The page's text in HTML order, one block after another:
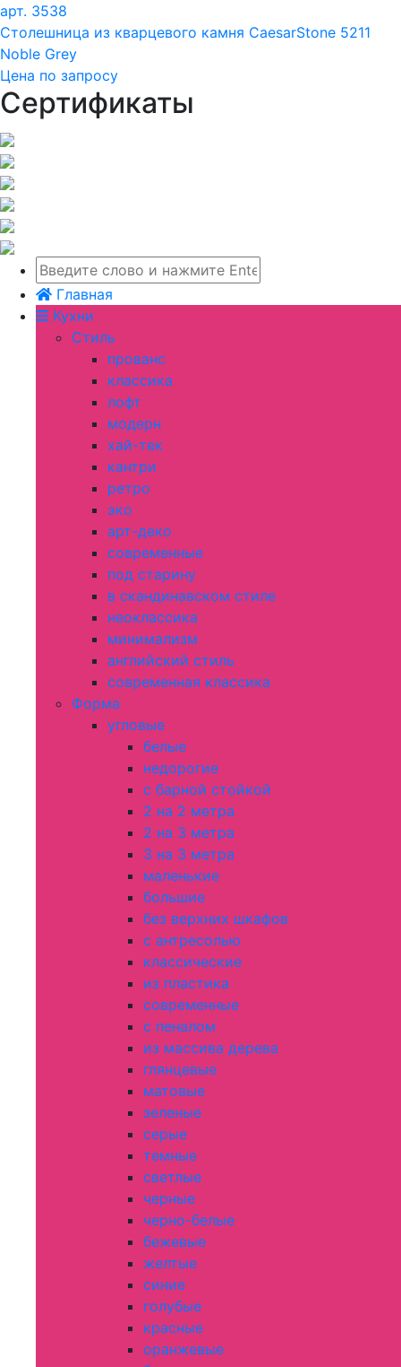
арт. 3538
Столешница из кварцевого камня CaesarStone 5211
Noble Grey
Цена по запросу
Сертификаты
Главная
Кухни
Стиль
прованс
классика
лофт
модерн
хай-тек
кантри
ретро
эко
арт-деко
современные
под старину
в скандинавском стиле
неоклассика
минимализм
английский стиль
современная классика
Форма
угловые
белые
недорогие
с барной стойкой
2 на 2 метра
2 на 3 метра
3 на 3 метра
маленькие
большие
без верхних шкафов
с антресолью
классические
из пластика
современные
с пеналом
из массива дерева
глянцевые
матовые
зеленые
серые
темные
светлые
черные
черно-белые
бежевые
желтые
синие
голубые
красные
оранжевые